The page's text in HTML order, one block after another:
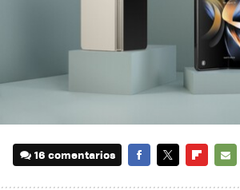
16 comentarios